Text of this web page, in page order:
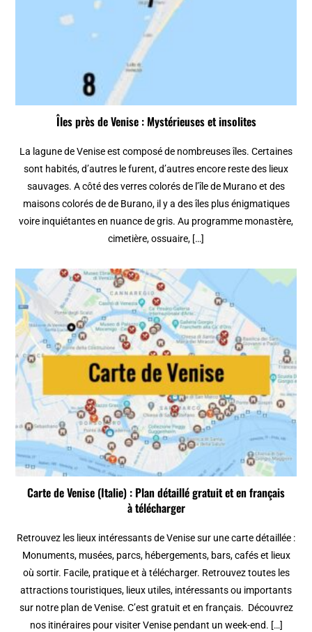
Îles près de Venise : Mystérieuses et insolites
La lagune de Venise est composé de nombreuses îles. Certaines
sont habités, d’autres le furent, d’autres encore reste des lieux
sauvages. A côté des verres colorés de l’île de Murano et des
maisons colorés de de Burano, il y a des îles plus énigmatiques
voire inquiétantes en nuance de gris. Au programme monastère,
cimetière, ossuaire, […]
Carte de Venise (Italie) : Plan détaillé gratuit et en français
à télécharger
Retrouvez les lieux intéressants de Venise sur une carte détaillée :
Monuments, musées, parcs, hébergements, bars, cafés et lieux
où sortir. Facile, pratique et à télécharger. Retrouvez toutes les
attractions touristiques, lieux utiles, intéressants ou importants
sur notre plan de Venise. C’est gratuit et en français. Découvrez
nos itinéraires pour visiter Venise pendant un week-end. […]